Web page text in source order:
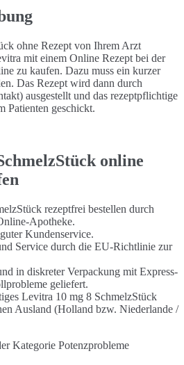
ohne Rezept von Ihrem Arzt
mit einem Online Rezept bei der
zu kaufen. Dazu muss ein kurzer
Das Rezept wird dann durch
ausgestellt und das rezeptpflichtige
Patienten geschickt.
online
rezeptfrei bestellen durch
Apotheke.
Kundenservice.
Service durch die EU-Richtlinie zur
in diskreter Verpackung mit Express-
geliefert.
Levitra 10 mg 8 SchmelzStück
Ausland (Holland bzw. Niederlande /
Kategorie Potenzprobleme